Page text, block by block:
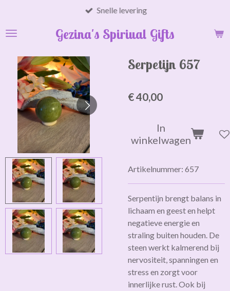
naar
hoofdinhoud
Gezina's Spiriual Gifts
Snelle levering
Serpetijn 657
€ 40,00
In
winkelwagen
Artikelnummer: 657
Serpentijn brengt balans in
lichaam en geest en helpt
negatieve energie en
straling buiten houden. De
steen werkt kalmerend bij
nervositeit, spanningen en
stress en zorgt voor
innerlijke rust. Ook bij